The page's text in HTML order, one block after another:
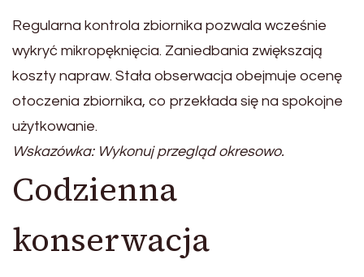
Regularna kontrola zbiornika pozwala wcześnie
wykryć mikropęknięcia. Zaniedbania zwiększają
koszty napraw. Stała obserwacja obejmuje ocenę
otoczenia zbiornika, co przekłada się na spokojne
użytkowanie.
Wskazówka: Wykonuj przegląd okresowo.
Codzienna
konserwacja